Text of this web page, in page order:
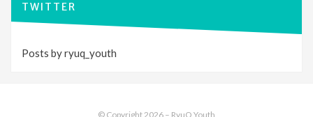
TWITTER
Posts by ryuq_youth
© Copyright 2026 – RyuQ Youth